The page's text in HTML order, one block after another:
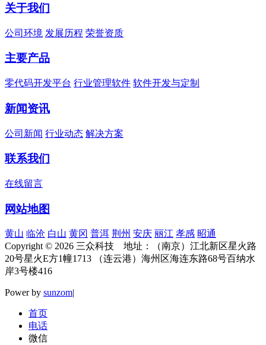
关于我们
公司环境 发展历程 荣誉资质
主要产品
零代码开发平台 行业管理软件 软件开发与定制
新闻资讯
公司新闻 行业动态 解决方案
联系我们
在线留言
网站地图
黄山 临沧 白山 黄冈 普洱 荆州 安庆 丽江 孝感 昭通
Copyright © 2026 三众科技 地址：（南京）江北新区星火路
20号星火E方1幢1713 （连云港）海州区海连东路68号百纳水
岸3号楼416
Power by sunzom|
首页
电话
微信